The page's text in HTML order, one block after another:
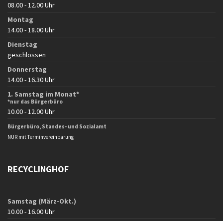
08.00 - 12.00 Uhr
Montag
14.00 - 18.00 Uhr
Dienstag
geschlossen
Donnerstag
14.00 - 16.30 Uhr
1. Samstag im Monat*
*nur das Bürgerbüro
10.00 - 12.00 Uhr
Bürgerbüro, Standes- und Sozialamt
NUR mit Terminvereinbarung
RECYCLINGHOF
Samstag (März-Okt.)
10.00 - 16.00 Uhr